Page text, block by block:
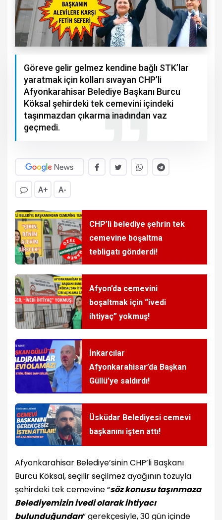
Göreve gelir gelmez kendine bağlı STK’lar
yaratmak için kolları sıvayan CHP’li
Afyonkarahisar Belediye Başkanı Burcu
Köksal şehirdeki tek cemevini içindeki
taşınmazdan çıkarma inadından vaz
geçmedi.
A+ A-
CHP’li belediye şehrin tek
cemevine boşaltma
tebligatı gönderdi!
Afyon’da cemevini
boşaltmak için “ivedi
ihtiyaç” yokmuş!
İnkarcılar
Afyonkarahisar’da Başkan
Güllü’ye saldırdı!
Üsküdar Belediyesi cemevi
başkanını işten attı!
Afyonkarahisar Belediye’sinin CHP’li Başkanı
Burcu Köksal, seçilir seçilmez ayağının tozuyla
şehirdeki tek cemevine “söz konusu taşınmaza
Belediyemizin ivedi olarak ihtiyacı
bulunduğundan” gerekçesiyle, 30 gün içinde